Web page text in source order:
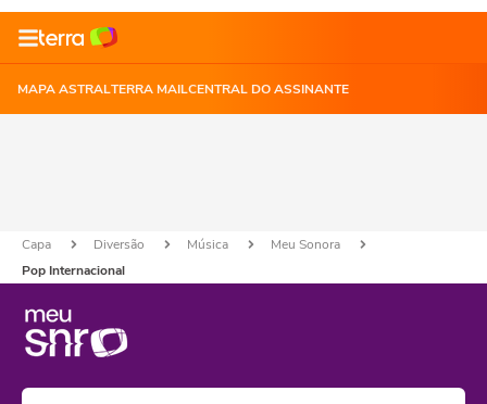
MAPA ASTRALTERRA MAILCENTRAL DO ASSINANTE
Capa Diversão Música
Meu Sonora
Pop Internacional